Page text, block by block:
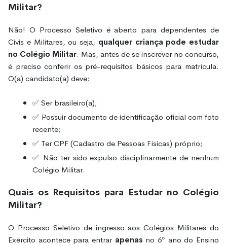
Militar?
Não! O Processo Seletivo é aberto para dependentes de
Civis e Militares, ou seja, qualquer criança pode estudar
no Colégio Militar. Mas, antes de se inscrever no concurso,
é preciso conferir os pré-requisitos básicos para matrícula.
O(a) candidato(a) deve:
✅ Ser brasileiro(a);
✅ Possuir documento de identificação oficial com foto
recente;
✅ Ter CPF (Cadastro de Pessoas Físicas) próprio;
✅ Não ter sido expulso disciplinarmente de nenhum
Colégio Militar.
Quais os Requisitos para Estudar no Colégio
Militar?
O Processo Seletivo de ingresso aos Colégios Militares do
Exército acontece para entrar apenas no 6º ano do Ensino